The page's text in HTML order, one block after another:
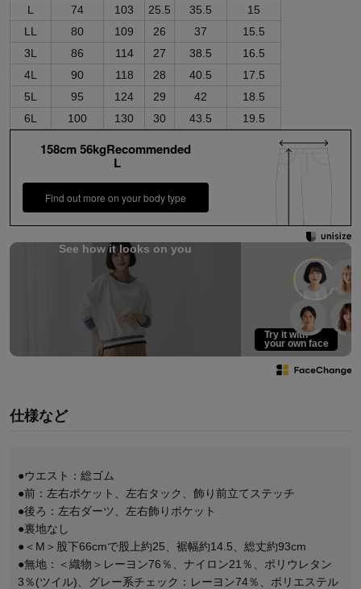
L
74 103 25.5 35.5
15
LL
80 109 26 37
15.5
3L
86 114 27 38.5
16.5
4L
90 118 28 40.5
17.5
5L
95 124 29 42
18.5
6L
100 130 30 43.5 19.5
158cm 56kgRecommended
L
Find out more on your body type
See how it looks on you
Try it with
your own face
仕様など
●ウエスト：総ゴム
●前：左右ポケット、左右タック、飾り前立てステッチ
●後ろ：左右ダーツ、左右飾りポケット
●裏地なし
●＜M＞股下66cmで股上約25、裾幅約14.5、総丈約93cm
●無地：＜織物＞レーヨン76％、ナイロン21％、ポリウレタン
3％(ツイル)、グレー系チェック：レーヨン74％、ポリエステル